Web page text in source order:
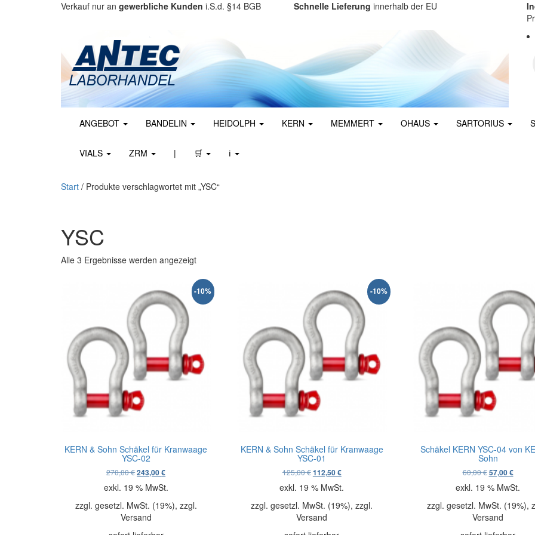
Verkauf nur an gewerbliche Kunden i.S.d. §14 BGB Schnelle Lieferung innerhalb der EU
ANGEBOT BANDELIN HEIDOLPH KERN MEMMERT OHAUS SARTORIUS
VIALS ZRM | 🛒 ℹ️
Start / Produkte verschlagwortet mit „YSC“
YSC
Alle 3 Ergebnisse werden angezeigtNach Beliebtheit sortiert
-10%
KERN & Sohn Schäkel für Kranwaage
YSC-02
270,00€Ursprünglicher Preis war: 270,00 €
243,00€Aktueller Preis ist: 243,00 €.
exkl. 19 % MwSt.
zzgl. gesetzl. MwSt. (19%), zzgl.
Versand
-10%
KERN & Sohn Schäkel für Kranwaage
YSC-01
125,00€Ursprünglicher Preis war: 125,00 €
112,50€Aktueller Preis ist: 112,50 €.
exkl. 19 % MwSt.
zzgl. gesetzl. MwSt. (19%), zzgl.
Versand
Schäkel KERN YSC-04 von
Sohn
60,00€ 57,00€
exkl. 19 % MwSt.
zzgl. gesetzl. MwSt. (19%),
Versand